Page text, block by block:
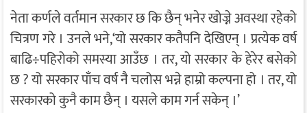
नेता कर्णले वर्तमान सरकार छ कि छैन् भनेर खोज्ने अवस्था रहेको
चित्रण गरे । उनले भने,‘यो सरकार कतैपनि देखिएन् । प्रत्येक वर्ष
बाढि÷पहिरोको समस्या आउँछ । तर, यो सरकार के हेरेर बसेको
छ ? यो सरकार पाँच वर्ष नै चलोस भन्ने हाम्रो कल्पना हो । तर, यो
सरकारको कुनै काम छैन् । यसले काम गर्न सकेन् ।’